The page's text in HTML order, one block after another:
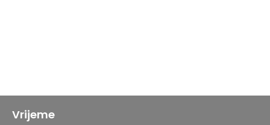
Vrijeme